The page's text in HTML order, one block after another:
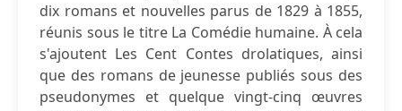
dix romans et nouvelles parus de 1829 à 1855,
réunis sous le titre La Comédie humaine. À cela
s'ajoutent Les Cent Contes drolatiques, ainsi
que des romans de jeunesse publiés sous des
pseudonymes et quelque vingt-cinq œuvres